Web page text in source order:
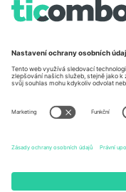
Regus Sofia City West, bul
Totleben 53-55, 1606
Mexico
Av Chapultepec 360,
Norte, Cuauhtémoc,
Ciudad de México, CDMX,
lokalitě, události a/nebo
stránce události,
Právní